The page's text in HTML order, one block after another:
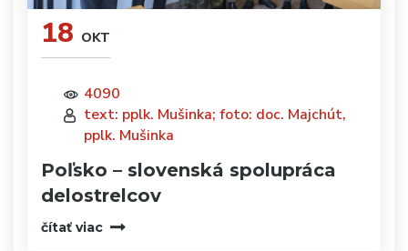
18 OKT
4090
text: pplk. Mušinka; foto: doc. Majchút,
pplk. Mušinka
Poľsko – slovenská spolupráca
delostrelcov
čítať viac